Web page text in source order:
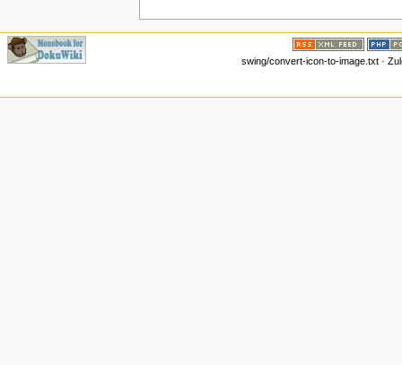
swing/convert-icon-to-image.txt ·